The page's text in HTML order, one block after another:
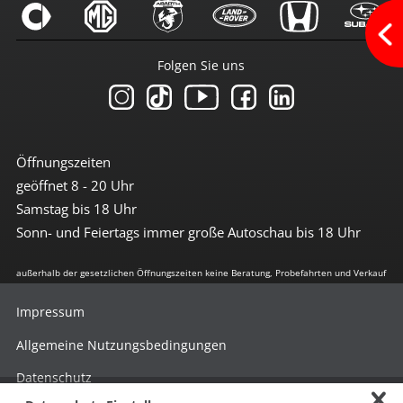
Berganfahrhilfe
Bremsassistent
el. Stabilitätsprogramm
Fernlichtassistent
Freisprechanlage
LED Heckleuchten
LED-Scheinwerfer
LED-Scheinwerfer (Voll-LED)
LED-Tagfahrlicht
Leuchtweiten-Regulierung
Lichtsensor
Nebelscheinwerfer
Spurhalte-Assistent
Verkehrszeichen-Erkennung
Öffnungszeiten
geöffnet 8 - 20 Uhr
Samstag bis 18 Uhr
Sonn- und Feiertags immer große Autoschau bis 18 Uhr
Folgen Sie uns
außerhalb der gesetzlichen Öffnungszeiten keine Beratung, Probefahrten und Verkauf
Impressum
Allgemeine Nutzungsbedingungen
Datenschutz